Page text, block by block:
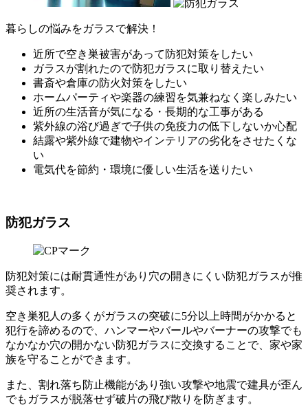
暮らしの悩みをガラスで解決！
近所で空き巣被害があって防犯対策をしたい
ガラスが割れたので防犯ガラスに取り替えたい
書斎や倉庫の防火対策をしたい
ホームパーティや楽器の練習を気兼ねなく楽しみたい
近所の生活音が気になる・長期的な工事がある
紫外線の浴び過ぎで子供の免疫力の低下しないか心配
結露や紫外線で建物やインテリアの劣化をさせたくな
い
電気代を節約・環境に優しい生活を送りたい
防犯ガラス
防犯対策には耐貫通性があり穴の開きにくい防犯ガラスが推
奨されます。
空き巣犯人の多くがガラスの突破に5分以上時間がかかると
犯行を諦めるので、ハンマーやバールやバーナーの攻撃でも
なかなか穴の開かない防犯ガラスに交換することで、家や家
族を守ることができます。
また、割れ落ち防止機能があり強い攻撃や地震で建具が歪ん
でもガラスが脱落せず破片の飛び散りを防ぎます。